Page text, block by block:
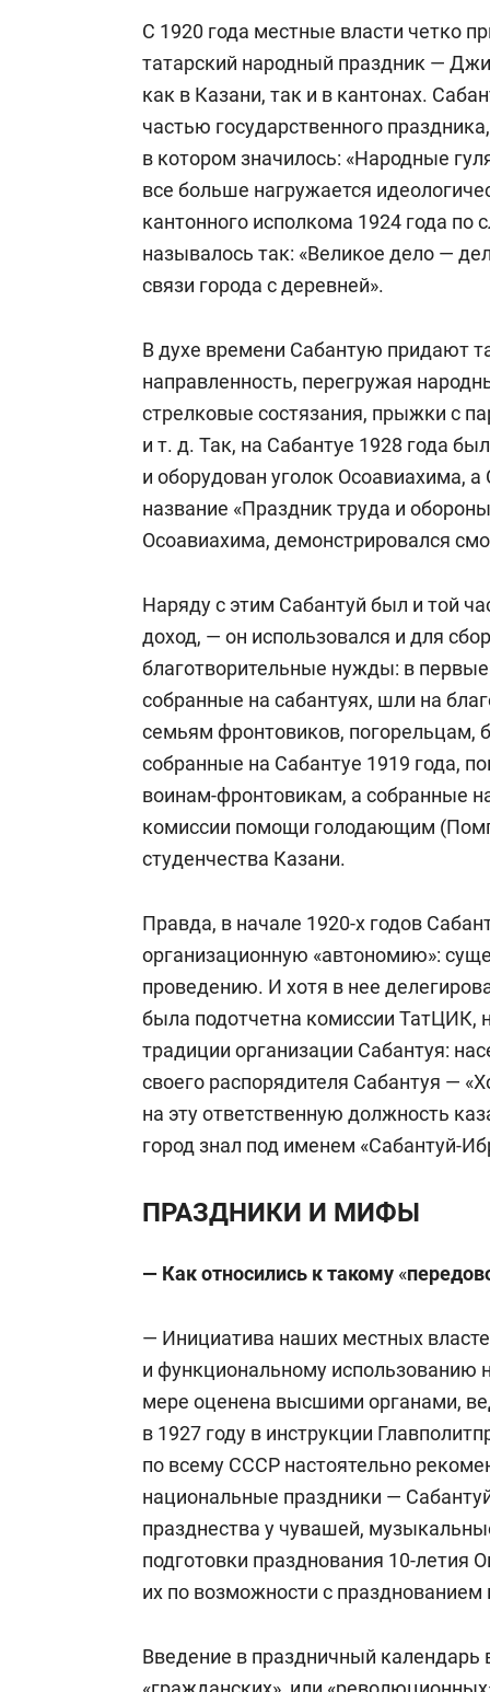
С 1920 года местные власти четко
татарский народный праздник —
как в Казани, так и в кантонах.
частью государственного
в котором значилось: «Народные
все больше нагружается
кантонного исполкома 1924 года по
называлось так: «Великое дело —
связи города с деревней».
В духе времени Сабантую придают
направленность, перегружая
стрелковые состязания, прыжки с
и т. д. Так, на Сабантуе 1928 года
и оборудован уголок Осоавиахима,
название «Праздник труда и
Осоавиахима, демонстрировался
Наряду с этим Сабантуй был и той
доход, — он использовался и для
благотворительные нужды: в
собранные на сабантуях, шли на
семьям фронтовиков, погорельцам,
собранные на Сабантуе 1919 года,
воинам-фронтовикам, а собранные
комиссии помощи голодающим
студенчества Казани.
Правда, в начале 1920-х годов
организационную «автономию»:
проведению. И хотя в нее
была подотчетна комиссии ТатЦИК,
традиции организации Сабантуя:
своего распорядителя Сабантуя —
на эту ответственную должность
город знал под именем «Сабантуй-
ПРАЗДНИКИ И МИФЫ
— Как относились к такому «
— Инициатива наших местных
и функциональному использованию
мере оценена высшими органами,
в 1927 году в инструкции
по всему СССР настоятельно
национальные праздники —
празднества у чувашей,
подготовки празднования 10-летия
их по возможности с
Введение в праздничный календарь